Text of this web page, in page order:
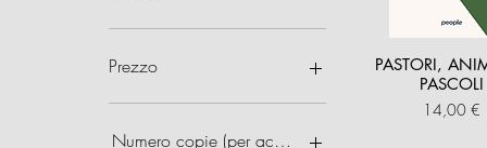
Prezzo
5 €
Numero copie (per acquisti multipli)
PASTORI,
PASCOLI
Prezzo
14,00 €